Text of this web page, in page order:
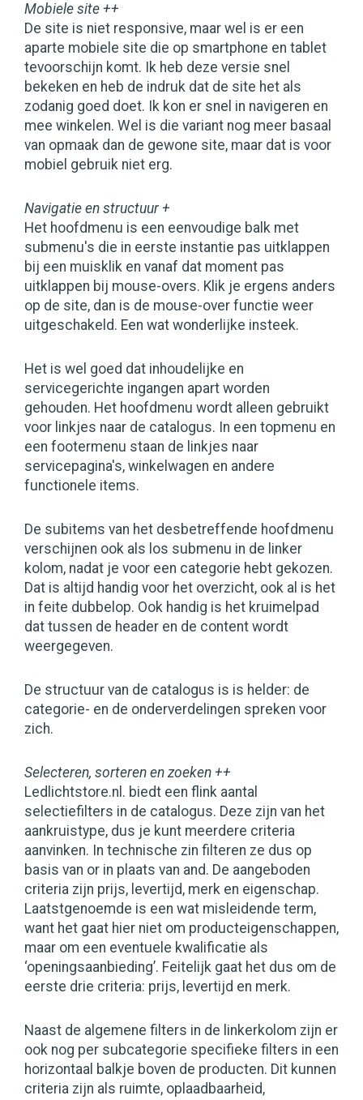
Mobiele site ++
De site is niet responsive, maar wel is er een
aparte mobiele site die op smartphone en tablet
tevoorschijn komt. Ik heb deze versie snel
bekeken en heb de indruk dat de site het als
zodanig goed doet. Ik kon er snel in navigeren en
mee winkelen. Wel is die variant nog meer basaal
van opmaak dan de gewone site, maar dat is voor
mobiel gebruik niet erg.
Navigatie en structuur +
Het hoofdmenu is een eenvoudige balk met
submenu's die in eerste instantie pas uitklappen
bij een muisklik en vanaf dat moment pas
uitklappen bij mouse-overs. Klik je ergens anders
op de site, dan is de mouse-over functie weer
uitgeschakeld. Een wat wonderlijke insteek.
Het is wel goed dat inhoudelijke en
servicegerichte ingangen apart worden
gehouden. Het hoofdmenu wordt alleen gebruikt
voor linkjes naar de catalogus. In een topmenu en
een footermenu staan de linkjes naar
servicepagina's, winkelwagen en andere
functionele items.
De subitems van het desbetreffende hoofdmenu
verschijnen ook als los submenu in de linker
kolom, nadat je voor een categorie hebt gekozen.
Dat is altijd handig voor het overzicht, ook al is het
in feite dubbelop. Ook handig is het kruimelpad
dat tussen de header en de content wordt
weergegeven.
De structuur van de catalogus is is helder: de
categorie- en de onderverdelingen spreken voor
zich.
Selecteren, sorteren en zoeken ++
Ledlichtstore.nl. biedt een flink aantal
selectiefilters in de catalogus. Deze zijn van het
aankruistype, dus je kunt meerdere criteria
aanvinken. In technische zin filteren ze dus op
basis van or in plaats van and. De aangeboden
criteria zijn prijs, levertijd, merk en eigenschap.
Laatstgenoemde is een wat misleidende term,
want het gaat hier niet om producteigenschappen,
maar om een eventuele kwalificatie als
‘openingsaanbieding’. Feitelijk gaat het dus om de
eerste drie criteria: prijs, levertijd en merk.
Naast de algemene filters in de linkerkolom zijn er
ook nog per subcategorie specifieke filters in een
horizontaal balkje boven de producten. Dit kunnen
criteria zijn als ruimte, oplaadbaarheid,